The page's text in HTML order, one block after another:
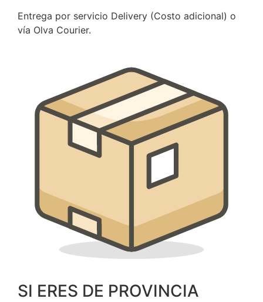
Entrega por servicio Delivery (Costo adicional) o
vía Olva Courier.
SI ERES DE PROVINCIA